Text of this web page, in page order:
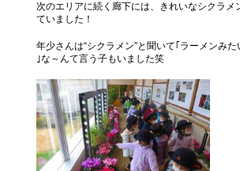
次のエリアに続く廊下には、きれいなシクラメ
ていました！
年少さんは“シクラメン”と聞いて｢ラーメンみた
｣な～んて言う子もいました笑